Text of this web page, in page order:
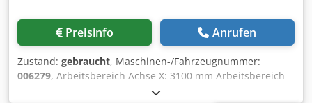
Preisinfo Anrufen
Zustand: gebraucht, Maschinen-/Fahrzeugnummer:
006279, Arbeitsbereich Achse X: 3100 mm Arbeitsbereich
Achse Y: 1250 mm Arbeitsebene: Nestingtisch Djdpfekw H